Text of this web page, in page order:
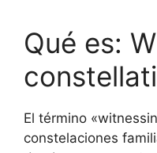
Qué es:
El término
constelaciones